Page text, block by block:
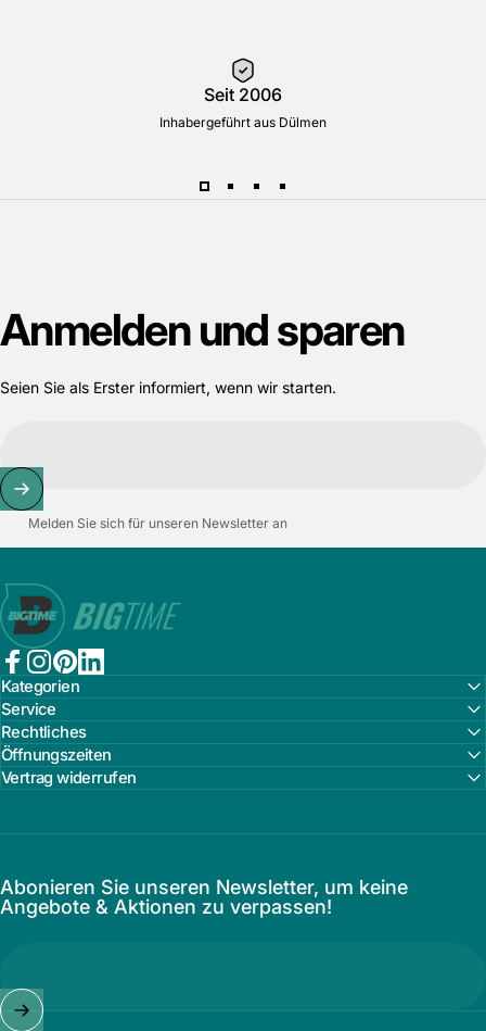
Seit 2006
Inhabergeführt aus Dülmen
Anmeldenundsparen
Seien Sie als Erster informiert, wenn wir starten.
Melden Sie sich für unseren Newsletter an
Bigtime.de
Facebook
Instagram
PinterestLinkedIn
Kategorien
Service
Rechtliches
Öffnungszeiten
Vertrag widerrufen
Abonieren Sie unseren Newsletter, um keine
Angebote & Aktionen zu verpassen!